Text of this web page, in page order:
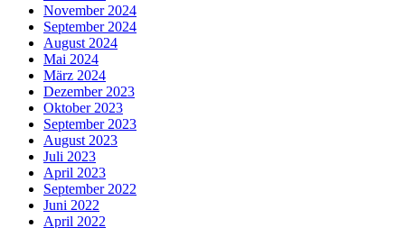
November 2024
September 2024
August 2024
Mai 2024
März 2024
Dezember 2023
Oktober 2023
September 2023
August 2023
Juli 2023
April 2023
September 2022
Juni 2022
April 2022